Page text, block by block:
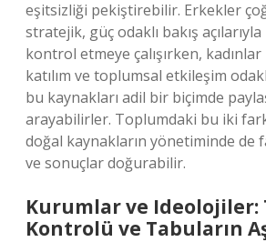
eşitsizliği pekiştirebilir. Erkekler
stratejik, güç odaklı bakış
kontrol etmeye çalışırken,
katılım ve toplumsal etkileşim
bu kaynakları adil bir biçimde
arayabilirler. Toplumdaki bu iki
doğal kaynakların yönetiminde de
ve sonuçlar doğurabilir.
Kurumlar ve Ideolojiler:
Kontrolü ve Tabuların